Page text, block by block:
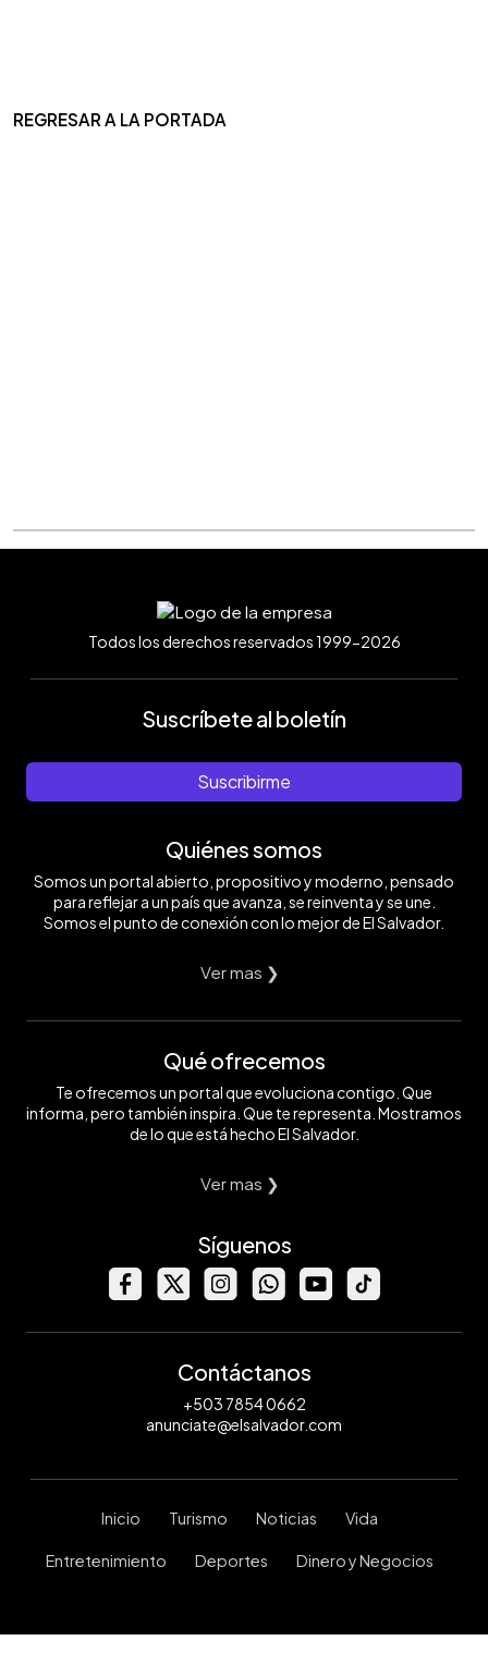
REGRESAR A LA PORTADA
Todos los derechos reservados 1999-2026
Suscríbete al boletín
Suscribirme
Quiénes somos
Somos un portal abierto, propositivo y moderno, pensado
para reflejar a un país que avanza, se reinventa y se une.
Somos el punto de conexión con lo mejor de El Salvador.
Ver mas ❯
Qué ofrecemos
Te ofrecemos un portal que evoluciona contigo. Que
informa, pero también inspira. Que te representa. Mostramos
de lo que está hecho El Salvador.
Ver mas ❯
Síguenos
Contáctanos
+503 7854 0662
anunciate@elsalvador.com
Inicio Turismo Noticias Vida
Entretenimiento Deportes Dinero y Negocios